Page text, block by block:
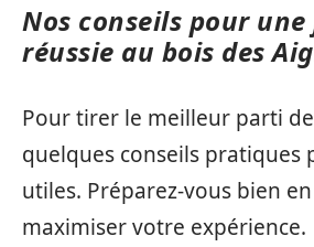
Nos conseils pour
réussie au bois des
Pour tirer le meilleur parti
quelques conseils pratiques
utiles. Préparez-vous bien
maximiser votre expérience.